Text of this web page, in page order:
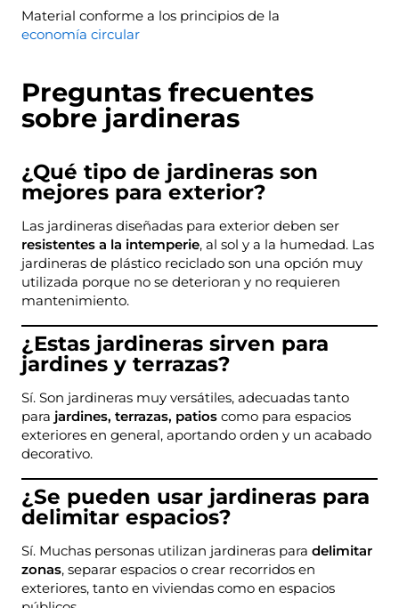
Material conforme a los principios de la
economía circular
Preguntas frecuentes
sobre jardineras
¿Qué tipo de jardineras son
mejores para exterior?
Las jardineras diseñadas para exterior deben ser
resistentes a la intemperie, al sol y a la humedad. Las
jardineras de plástico reciclado son una opción muy
utilizada porque no se deterioran y no requieren
mantenimiento.
¿Estas jardineras sirven para
jardines y terrazas?
Sí. Son jardineras muy versátiles, adecuadas tanto
para jardines, terrazas, patios como para espacios
exteriores en general, aportando orden y un acabado
decorativo.
¿Se pueden usar jardineras para
delimitar espacios?
Sí. Muchas personas utilizan jardineras para delimitar
zonas, separar espacios o crear recorridos en
exteriores, tanto en viviendas como en espacios